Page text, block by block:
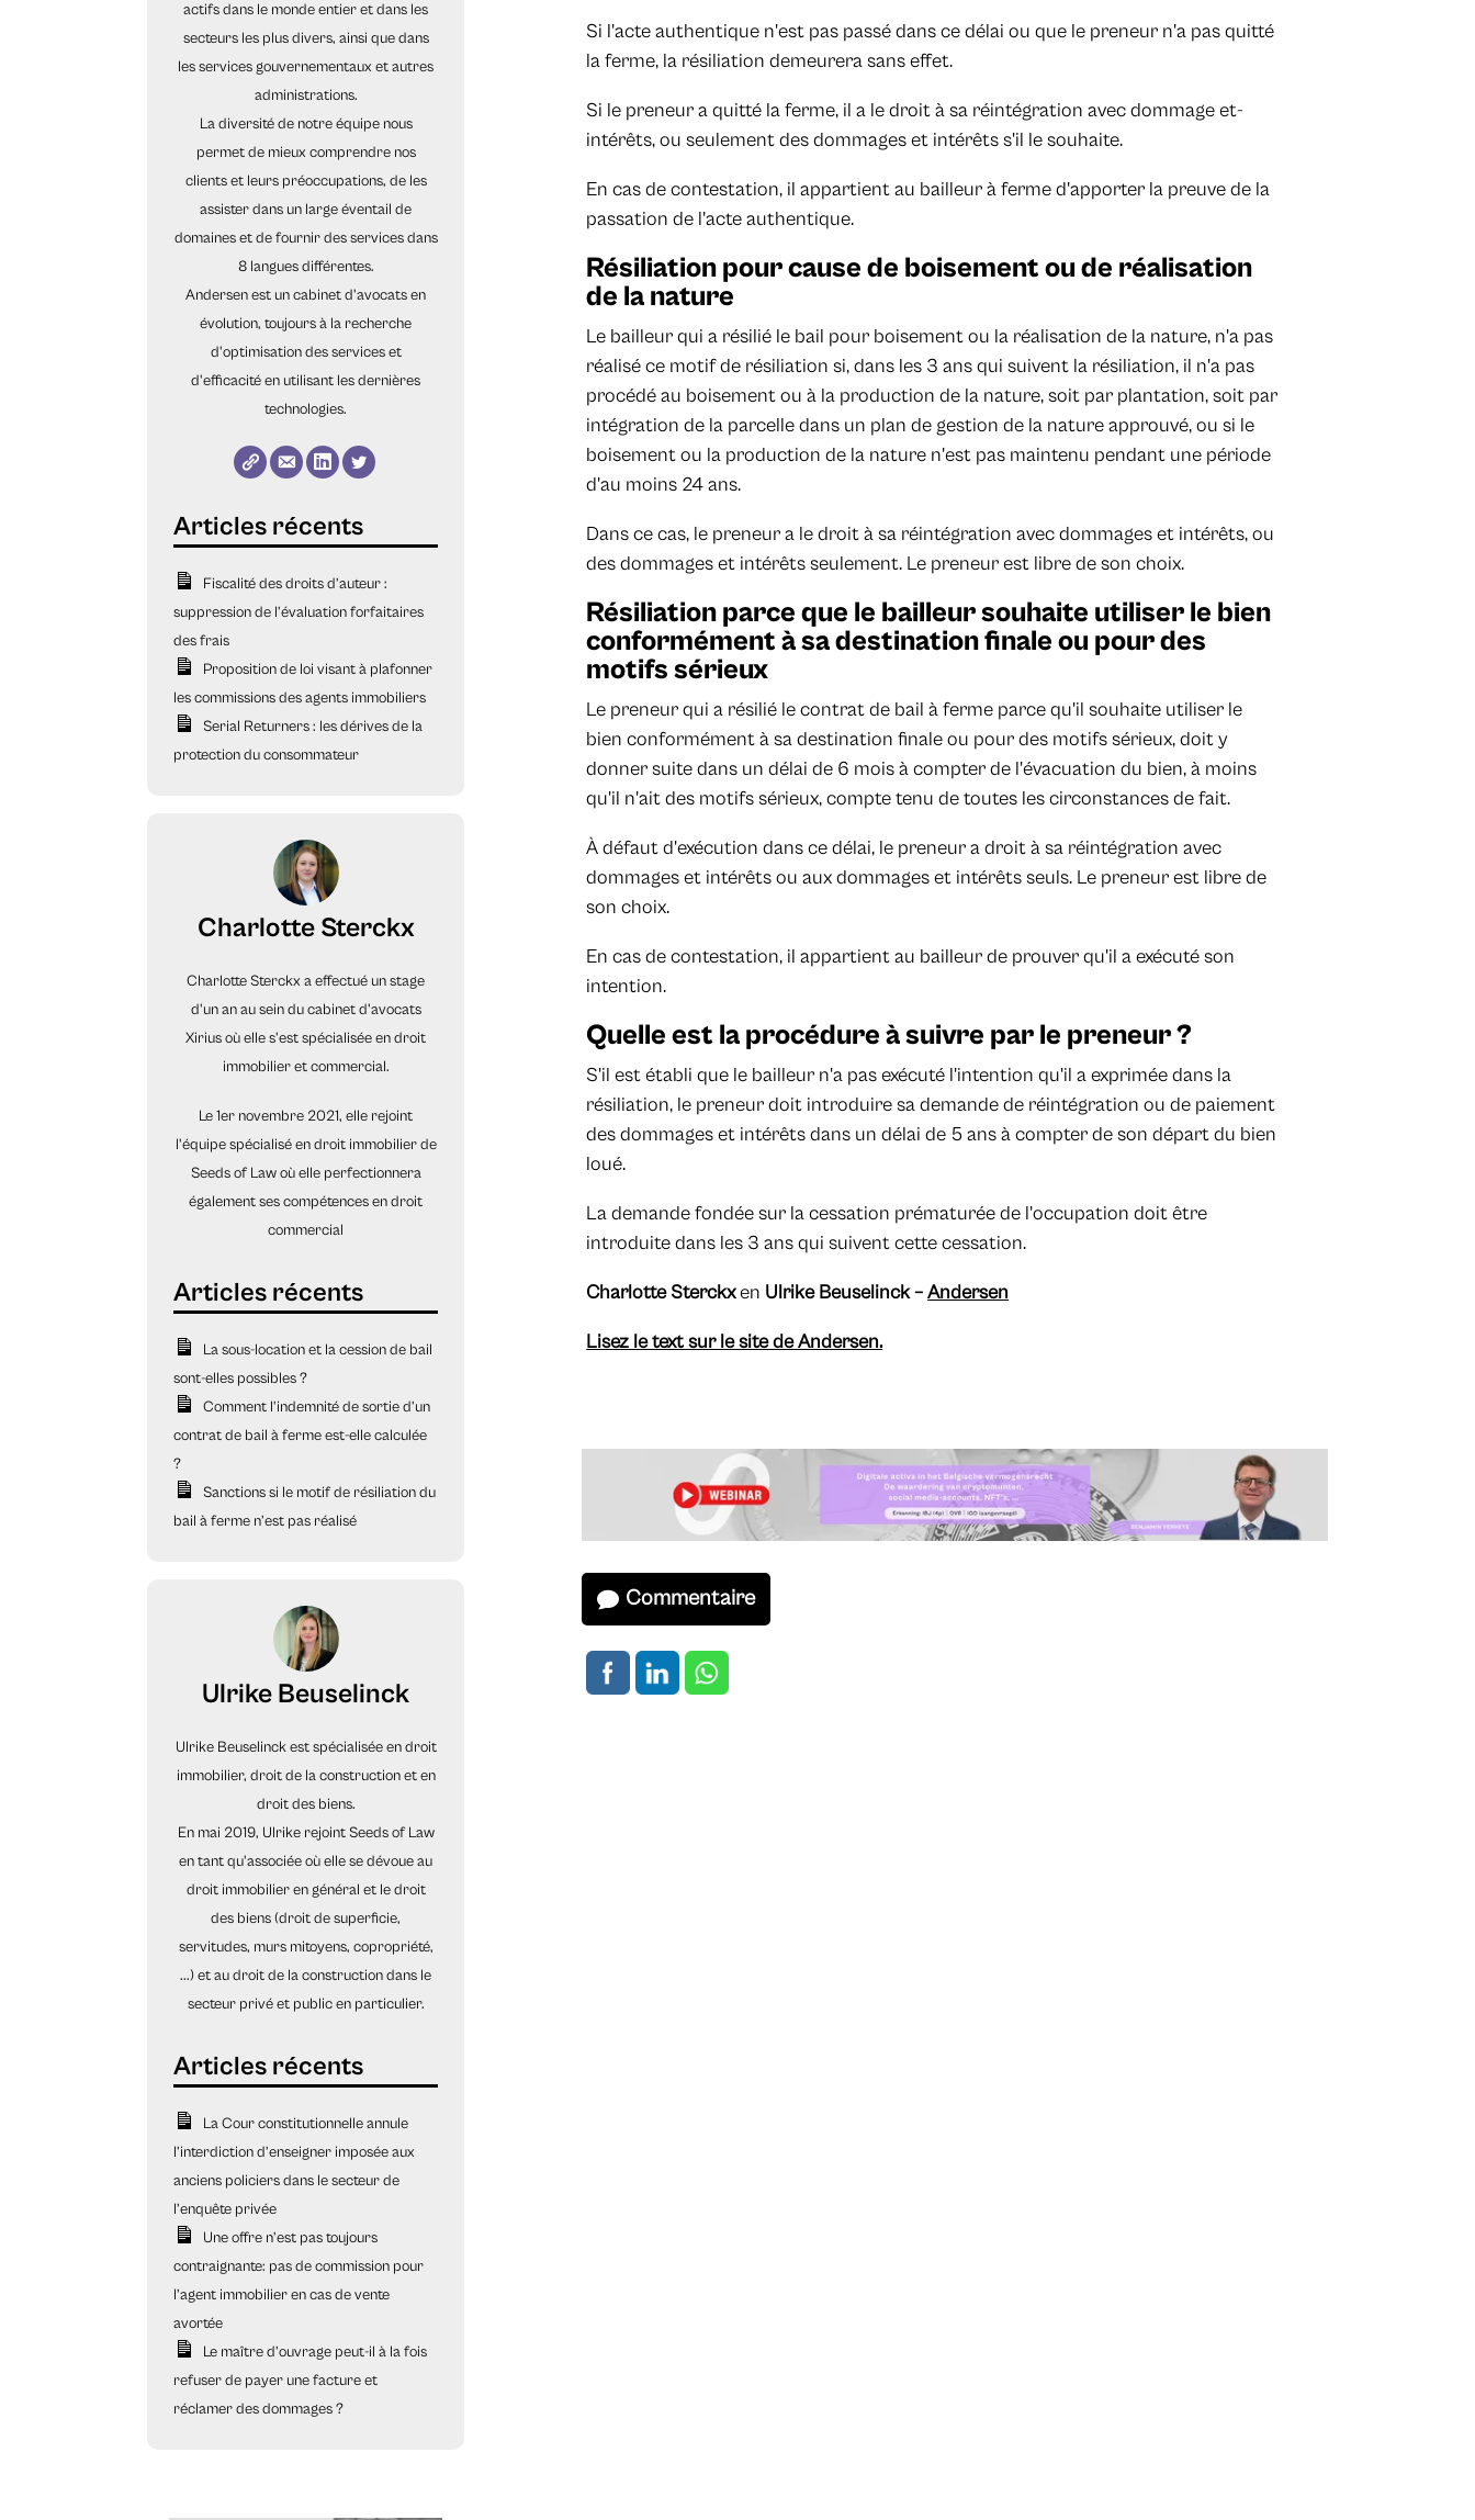
actifs dans le monde entier et dans les
secteurs les plus divers, ainsi que dans
les services gouvernementaux et autres
administrations.
La diversité de notre équipe nous
permet de mieux comprendre nos
clients et leurs préoccupations, de les
assister dans un large éventail de
domaines et de fournir des services dans
8 langues différentes.
Andersen est un cabinet d'avocats en
évolution, toujours à la recherche
d'optimisation des services et
d'efficacité en utilisant les dernières
technologies.
Fiscalité des droits d’auteur :
suppression de l’évaluation forfaitaires
des frais
Proposition de loi visant à plafonner
les commissions des agents immobiliers
Serial Returners : les dérives de la
protection du consommateur
Charlotte Sterckx
Charlotte Sterckx a effectué un stage
d'un an au sein du cabinet d'avocats
Xirius où elle s'est spécialisée en droit
immobilier et commercial.
Le 1er novembre 2021, elle rejoint
l'équipe spécialisé en droit immobilier de
Seeds of Law où elle perfectionnera
également ses compétences en droit
commercial
La sous-location et la cession de bail
sont-elles possibles ?
Comment l’indemnité de sortie d’un
contrat de bail à ferme est-elle calculée
?
Sanctions si le motif de résiliation du
bail à ferme n’est pas réalisé
Ulrike Beuselinck
Ulrike Beuselinck est spécialisée en droit
immobilier, droit de la construction et en
droit des biens.
En mai 2019, Ulrike rejoint Seeds of Law
en tant qu'associée où elle se dévoue au
droit immobilier en général et le droit
des biens (droit de superficie,
servitudes, murs mitoyens, copropriété,
...) et au droit de la construction dans le
secteur privé et public en particulier.
La Cour constitutionnelle annule
l’interdiction d’enseigner imposée aux
anciens policiers dans le secteur de
l’enquête privée
Une offre n’est pas toujours
contraignante: pas de commission pour
l’agent immobilier en cas de vente
avortée
Le maître d’ouvrage peut-il à la fois
refuser de payer une facture et
réclamer des dommages ?
Si l'acte authentique n'est pas passé dans ce délai ou que le preneur n'a pas quitté
la ferme, la résiliation demeurera sans effet.
Si le preneur a quitté la ferme, il a le droit à sa réintégration avec dommage et-
intérêts, ou seulement des dommages et intérêts s'il le souhaite.
En cas de contestation, il appartient au bailleur à ferme d'apporter la preuve de la
passation de l'acte authentique.
Résiliation pour cause de boisement ou de réalisation
de la nature
Le bailleur qui a résilié le bail pour boisement ou la réalisation de la nature, n'a pas
réalisé ce motif de résiliation si, dans les 3 ans qui suivent la résiliation, il n'a pas
procédé au boisement ou à la production de la nature, soit par plantation, soit par
intégration de la parcelle dans un plan de gestion de la nature approuvé, ou si le
boisement ou la production de la nature n'est pas maintenu pendant une période
d'au moins 24 ans.
Dans ce cas, le preneur a le droit à sa réintégration avec dommages et intérêts, ou
des dommages et intérêts seulement. Le preneur est libre de son choix.
Résiliation parce que le bailleur souhaite utiliser le bien
conformément à sa destination finale ou pour des
motifs sérieux
Le preneur qui a résilié le contrat de bail à ferme parce qu'il souhaite utiliser le
bien conformément à sa destination finale ou pour des motifs sérieux, doit y
donner suite dans un délai de 6 mois à compter de l'évacuation du bien, à moins
qu'il n'ait des motifs sérieux, compte tenu de toutes les circonstances de fait.
À défaut d'exécution dans ce délai, le preneur a droit à sa réintégration avec
dommages et intérêts ou aux dommages et intérêts seuls. Le preneur est libre de
son choix.
En cas de contestation, il appartient au bailleur de prouver qu'il a exécuté son
intention.
Quelle est la procédure à suivre par le preneur ?
S'il est établi que le bailleur n'a pas exécuté l'intention qu'il a exprimée dans la
résiliation, le preneur doit introduire sa demande de réintégration ou de paiement
des dommages et intérêts dans un délai de 5 ans à compter de son départ du bien
loué.
La demande fondée sur la cessation prématurée de l'occupation doit être
introduite dans les 3 ans qui suivent cette cessation.
Charlotte Sterckxen Ulrike Beuselinck –Andersen
Lisez le text sur le site de Andersen.
Commentaire